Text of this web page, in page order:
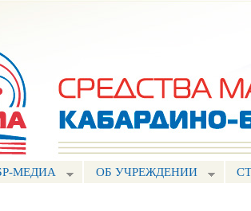
МЕДИА ОБ УЧРЕЖДЕНИИ